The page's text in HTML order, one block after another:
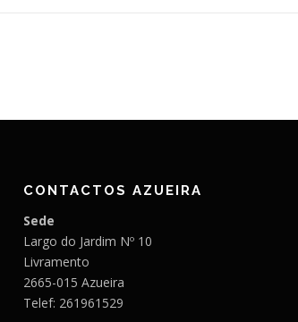
CONTACTOS AZUEIRA
Sede
Largo do Jardim Nº 10
Livramento
2665-015 Azueira
Telef: 261961529